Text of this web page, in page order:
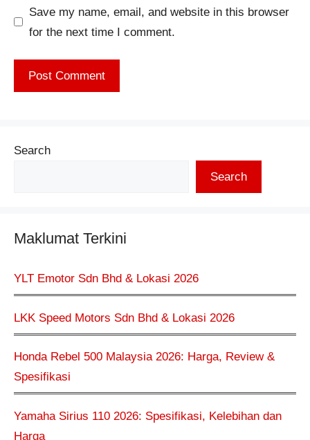
Save my name, email, and website in this browser
for the next time I comment.
Search
Search
Maklumat Terkini
YLT Emotor Sdn Bhd & Lokasi 2026
LKK Speed Motors Sdn Bhd & Lokasi 2026
Honda Rebel 500 Malaysia 2026: Harga, Review &
Spesifikasi
Yamaha Sirius 110 2026: Spesifikasi, Kelebihan dan
Harga